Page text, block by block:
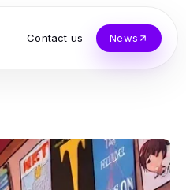
Contact us News